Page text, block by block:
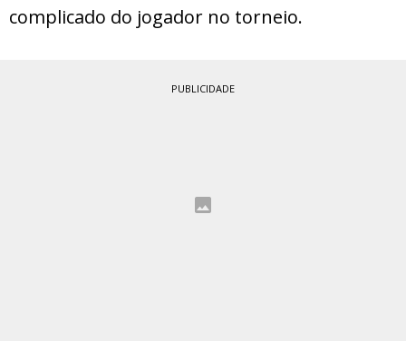
complicado do jogador no torneio.
PUBLICIDADE